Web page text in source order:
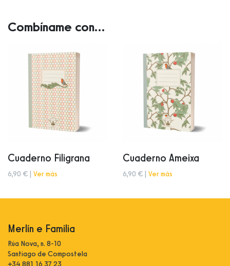
Combíname con...
Cuaderno Filigrana
6,90 € | Ver más
Cuaderno Ameixa
6,90 € | Ver más
Merlín e Familia
Rúa Nova, n. 8-10
Santiago de Compostela
+34 881 16 37 23